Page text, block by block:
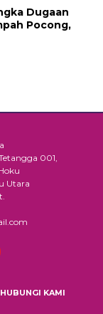
Dugaan
Pocong,
001,
Utara
HUBUNGI KAMI